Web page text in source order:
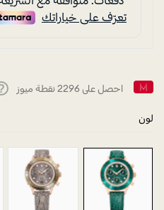
احصل على 2296 نقطة ميوز
لون